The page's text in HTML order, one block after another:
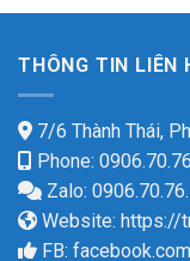
THÔNG TIN LIÊN
7/6 Thành Thái,
Phone:
Zalo:
Website: https://
FB: